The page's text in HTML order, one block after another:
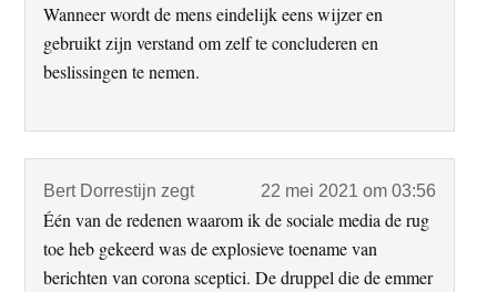
Wanneer wordt de mens eindelijk eens wijzer en
gebruikt zijn verstand om zelf te concluderen en
beslissingen te nemen.
Bert Dorrestijn zegt 22 mei 2021 om 03:56
Één van de redenen waarom ik de sociale media de rug
toe heb gekeerd was de explosieve toename van
berichten van corona sceptici. De druppel die de emmer